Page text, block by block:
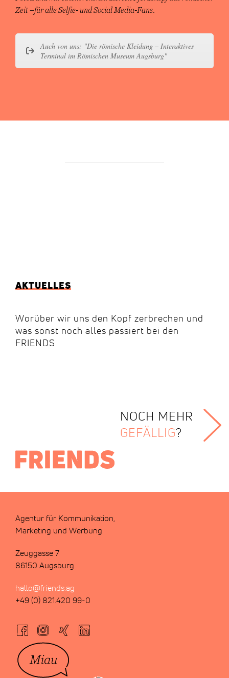
Zeit –für alle Selfie- und Social Media-Fans.
Auch von uns: "Die römische Kleidung – Interaktives
Terminal im Römischen Museum Augsburg"
AKTUELLES
Worüber wir uns den Kopf zerbrechen und
was sonst noch alles passiert bei den
FRIENDS
NOCH MEHR
GEFÄLLIG?
Agentur für Kommunikation,
Marketing und Werbung
Zeuggasse 7
86150 Augsburg
hallo@friends.ag
+49 (0) 821.420 99-0